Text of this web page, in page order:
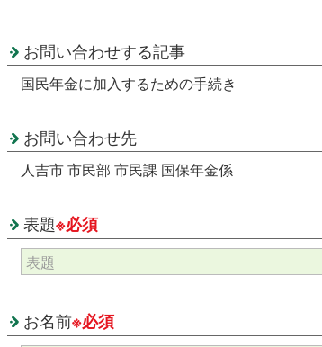
お問い合わせする記事
国民年金に加入するための手続き
お問い合わせ先
人吉市 市民部 市民課 国保年金係
表題※必須
お名前※必須